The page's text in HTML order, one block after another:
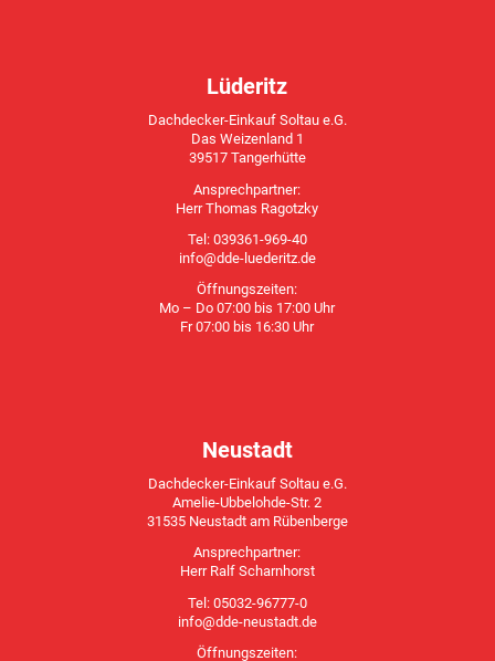
Lüderitz
Dachdecker-Einkauf Soltau e.G.
Das Weizenland 1
39517 Tangerhütte
Ansprechpartner:
Herr Thomas Ragotzky
Tel: 039361-969-40
info@dde-luederitz.de
Öffnungszeiten:
Mo – Do 07:00 bis 17:00 Uhr
Fr 07:00 bis 16:30 Uhr
Neustadt
Dachdecker-Einkauf Soltau e.G.
Amelie-Ubbelohde-Str. 2
31535 Neustadt am Rübenberge
Ansprechpartner:
Herr Ralf Scharnhorst
Tel: 05032-96777-0
info@dde-neustadt.de
Öffnungszeiten: